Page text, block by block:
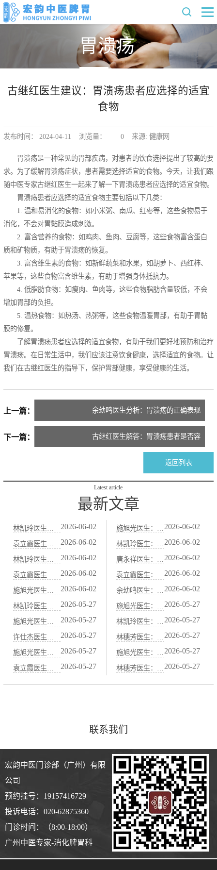
胃溃疡
古继红医生建议：胃溃疡患者应选择的适宜
食物
发布时间： 2024-04-11 浏览量： 0来源: 健康网
胃溃疡是一种常见的胃部疾病，对患者的饮食选择提出了较高的要
求。为了缓解胃溃疡症状，患者需要选择适宜的食物。今天，让我们跟
随中医专家古继红医生一起来了解一下胃溃疡患者应选择的适宜食物。
胃溃疡患者应选择的适宜食物主要包括以下几类：
1. 温和易消化的食物：如小米粥、南瓜、红枣等，这些食物易于
消化，不会对胃黏膜造成刺激。
2. 富含营养的食物：如鸡肉、鱼肉、豆腐等，这些食物富含蛋白
质和矿物质，有助于胃溃疡的恢复。
3. 富含维生素的食物：如新鲜蔬菜和水果，如胡萝卜、西红柿、
苹果等，这些食物富含维生素，有助于增强身体抵抗力。
4. 低脂肪食物：如瘦肉、鱼肉等，这些食物脂肪含量较低，不会
增加胃部的负担。
5. 温热食物：如热汤、热粥等，这些食物温暖胃部，有助于胃黏
膜的修复。
了解胃溃疡患者应选择的适宜食物，有助于我们更好地预防和治疗
胃溃疡。在日常生活中，我们应该注意饮食健康，选择适宜的食物。让
我们在古继红医生的指导下，保护胃部健康，享受健康的生活。
上一篇： 余幼鸣医生分析：胃溃疡的正确表现
下一篇： 古继红医生解答：胃溃疡患者是否容
返回列表
Latest article
最新文章
2026-06-02 2026-06-02
2026-06-02 2026-06-02
2026-06-02 2026-06-02
2026-06-02 2026-06-02
2026-06-02 2026-06-02
2026-05-27 2026-05-27
2026-05-27 2026-05-27
2026-05-27 2026-05-27
2026-05-27 2026-05-27
2026-05-27 2026-05-27
联系我们
宏韵中医门诊部（广州）有限
公司
预约挂号：19157416729
投诉电话：020-62875360
门诊时间：（8:00-18:00）
广州中医专家-消化脾胃科